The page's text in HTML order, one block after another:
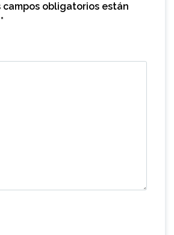
campos obligatorios están
*